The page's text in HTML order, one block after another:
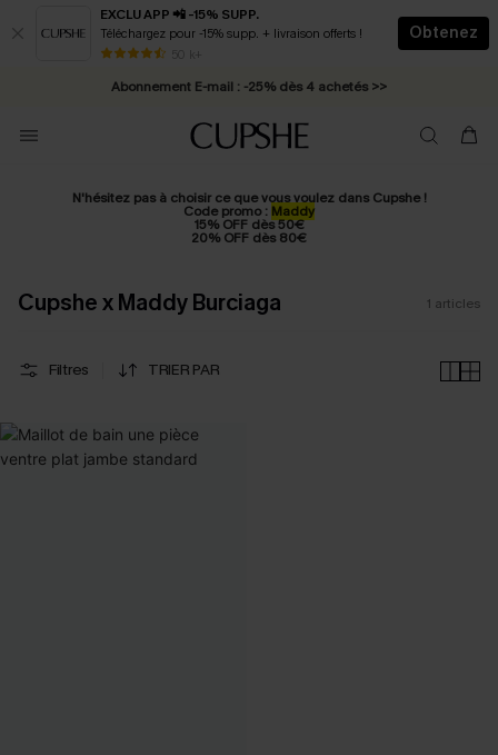
EXCLU APP 📲 -15% SUPP.
Téléchargez pour -15% supp. + livraison offerts !
50 k+
Obtenez
* Livraison éclair 2-3 jours ouvrés >>
Abonnement E-mail : -25% dès 4 achetés >>
N'hésitez pas à choisir ce que vous voulez dans Cupshe !
Code promo : Maddy
15% OFF dès 50€
20% OFF dès 80€
Cupshe x Maddy Burciaga 1 articles
Filtres TRIER PAR